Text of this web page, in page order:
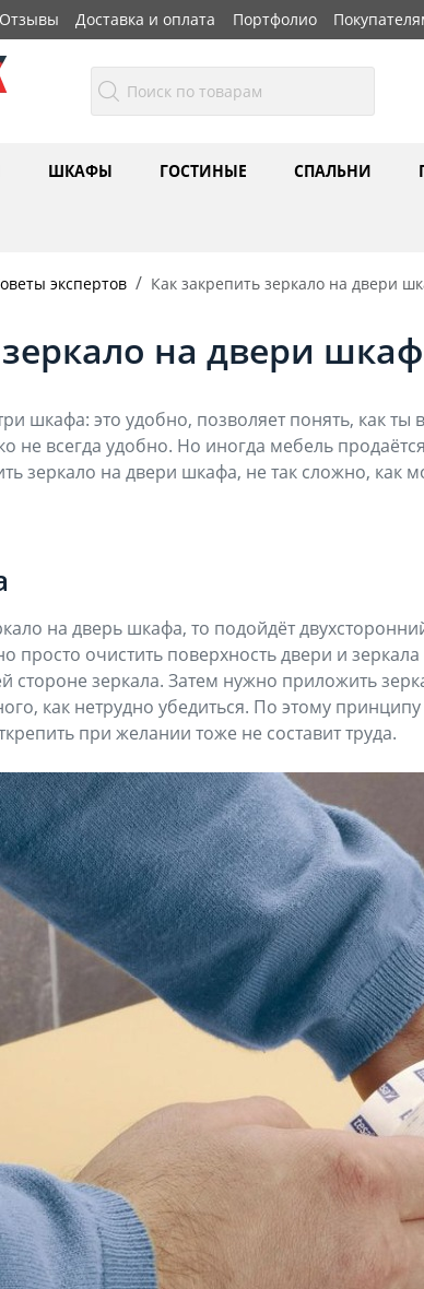
Отзывы Доставка и оплата Портфолио
ШКАФЫ ГОСТИНЫЕ СПАЛЬНИ
экспертов Как закрепить зеркало на двери
на двери
шкафа: это удобно, позволяет понять, как
не всегда удобно. Но иногда мебель
зеркало на двери шкафа, не так сложно, как
на дверь шкафа, то подойдёт
просто очистить поверхность двери и
стороне зеркала. Затем нужно приложить
как нетрудно убедиться. По этому
при желании тоже не составит труда.